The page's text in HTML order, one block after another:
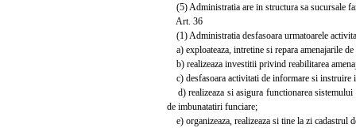
(5) Administratia are in structura sa sucursale
Art. 36
(1) Administratia desfasoara urmatoarele
a) exploateaza, intretine si repara amenajarile
b) realizeaza investitii privind reabilitarea
c) desfasoara activitati de informare si
d) realizeaza si asigura functionarea sistemului
de imbunatatiri funciare;
e) organizeaza, realizeaza si tine la zi cadastrul